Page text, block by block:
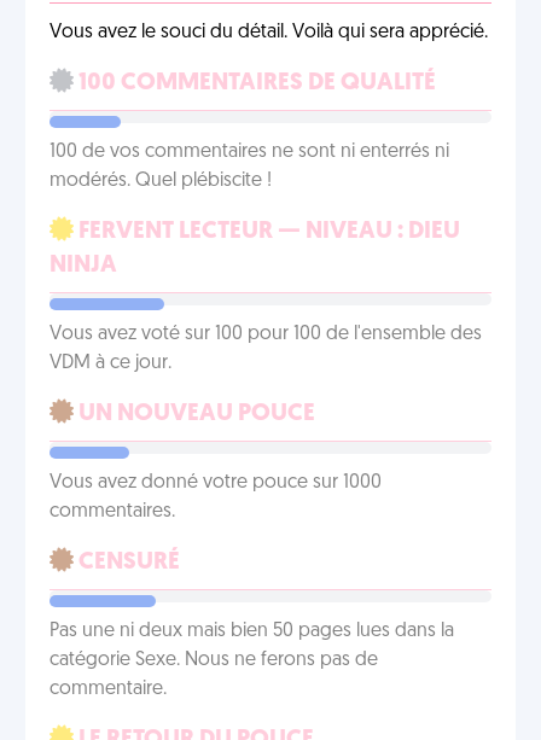
Vous avez le souci du détail. Voilà qui sera apprécié.
100 COMMENTAIRES DE QUALITÉ
100 de vos commentaires ne sont ni enterrés ni
modérés. Quel plébiscite !
FERVENT LECTEUR — NIVEAU : DIEU
NINJA
Vous avez voté sur 100 pour 100 de l'ensemble des
VDM à ce jour.
UN NOUVEAU POUCE
Vous avez donné votre pouce sur 1000
commentaires.
CENSURÉ
Pas une ni deux mais bien 50 pages lues dans la
catégorie Sexe. Nous ne ferons pas de
commentaire.